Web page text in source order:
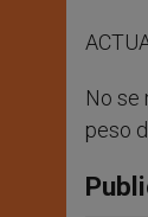
No se
peso